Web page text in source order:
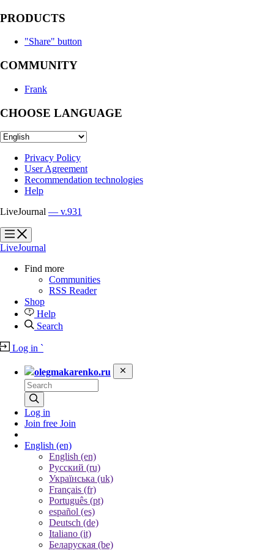
PRODUCTS
"Share" button
COMMUNITY
Frank
CHOOSE LANGUAGE
Privacy Policy
User Agreement
Recommendation technologies
Help
LiveJournal — v.931
?
?
LiveJournal
Find more
Communities
RSS Reader
Shop
Help
Search
Log in `
olegmakarenko.ru
Log in
Join free Join
English (en)
English (en)
Русский (ru)
Українська (uk)
Français (fr)
Português (pt)
español (es)
Deutsch (de)
Italiano (it)
Беларуская (be)